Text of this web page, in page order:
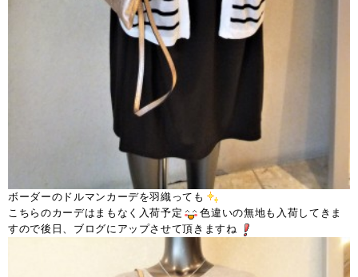
ボーダーのドルマンカーデを羽織っても
こちらのカーデはまもなく入荷予定
色違いの無地も入荷してきま
すので後日、ブログにアップさせて頂きますね